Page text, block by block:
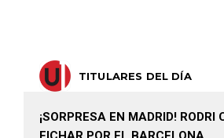
TITULARES DEL DÍA
¡SORPRESA EN MADRID! RODRI